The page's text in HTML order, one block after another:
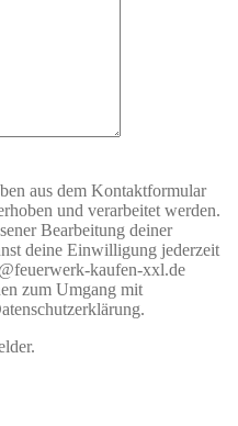
aus dem Kontaktformular
und verarbeitet werden.
Bearbeitung deiner
deine Einwilligung jederzeit
kaufen-xxl.de
zum Umgang mit